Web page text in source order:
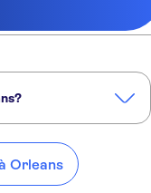
Orleans